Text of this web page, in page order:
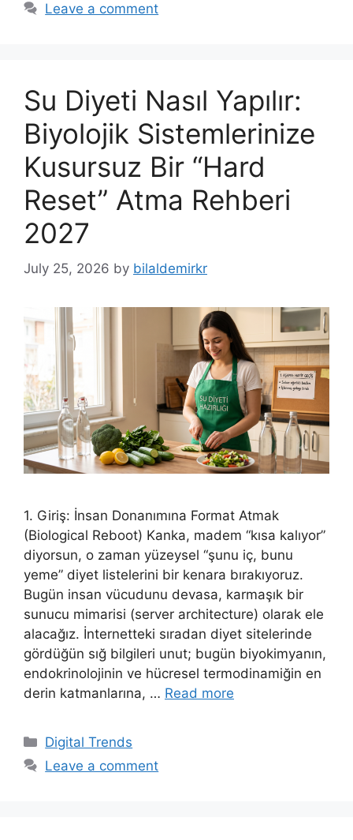
Leave a comment
Su Diyeti Nasıl Yapılır:
Biyolojik Sistemlerinize
Kusursuz Bir “Hard
Reset” Atma Rehberi
2027
July 25, 2026 by bilaldemirkr
1. Giriş: İnsan Donanımına Format Atmak
(Biological Reboot) Kanka, madem “kısa kalıyor”
diyorsun, o zaman yüzeysel “şunu iç, bunu
yeme” diyet listelerini bir kenara bırakıyoruz.
Bugün insan vücudunu devasa, karmaşık bir
sunucu mimarisi (server architecture) olarak ele
alacağız. İnternetteki sıradan diyet sitelerinde
gördüğün sığ bilgileri unut; bugün biyokimyanın,
endokrinolojinin ve hücresel termodinamiğin en
derin katmanlarına, … Read more
Categories
Digital Trends
Leave a comment